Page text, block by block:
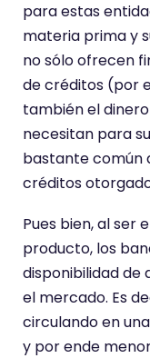
para estas
materia prima y
no sólo ofrecen
de créditos (por
también el
necesitan para
bastante común
créditos
Pues bien, al ser
producto, los
disponibilidad de
el mercado. Es
circulando en
y por ende